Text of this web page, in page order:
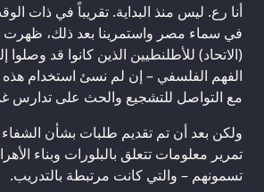
أنا رع. ليس منذ البداية. تقريباً في ذات
في سماء مصر واستمرينا بعد ذلك، ظهرت
(الاتحاد) للأطلنطيين الذين كانوا قد
الفهم الفلسفي – إن لم نسئ استخدام هذه
مع التواصل للتشجيع والحث على تدارس
ولكن بعد أن تم تقديم طلبات بشأن
تمرير معلومات تتعلق بالبلورات وبناء
تسمونهم – والتي كانت مرتبطة بالتدريب.